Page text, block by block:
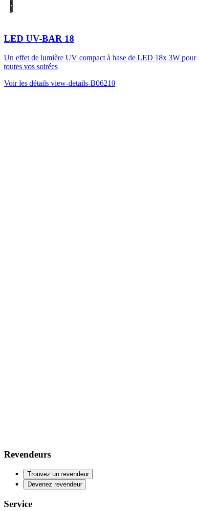
LED UV-BAR 18
Un effet de lumière UV compact à base de LED 18x 3W pour
toutes vos soirées
Voir les détails view-details-B06210
Revendeurs
Trouvez un revendeur
Devenez revendeur
Service